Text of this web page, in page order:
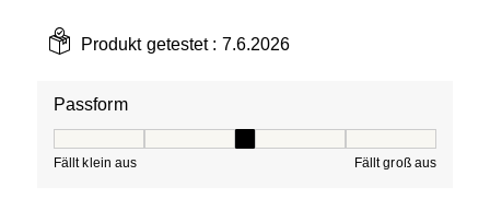
Produkt getestet : 7.6.2026
Passform
Fällt klein aus Fällt groß aus